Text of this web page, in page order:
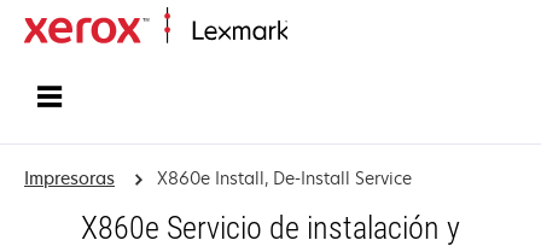
Impresoras X860e Install, De-Install Service
X860e Servicio de instalación y